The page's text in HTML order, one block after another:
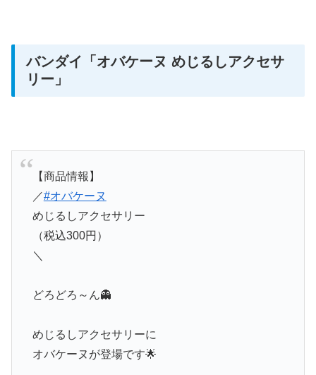
バンダイ「オバケーヌ めじるしアクセサ
リー 」
【商品情報】
／#オバケーヌ
めじるしアクセサリー
（税込300円）
＼
どろどろ～ん👻
めじるしアクセサリーに
オバケーヌが登場です🌟